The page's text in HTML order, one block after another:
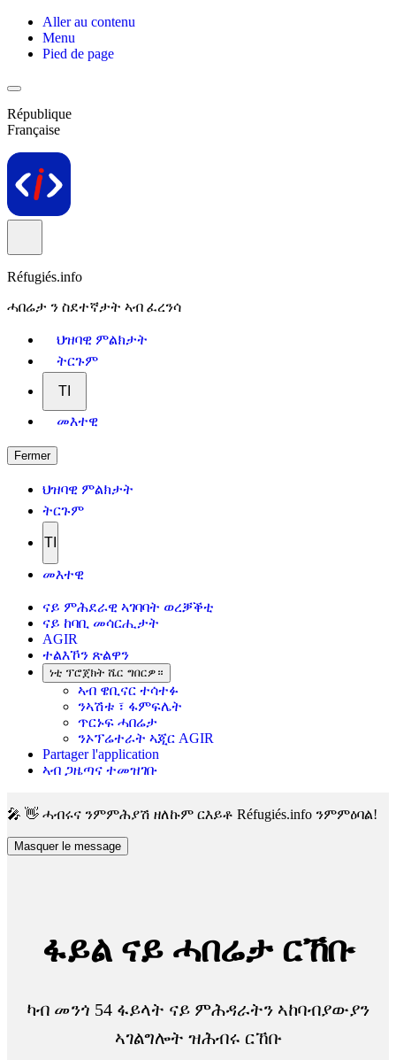
Aller au contenu
Menu
Pied de page
République
Française
Réfugiés.info
ሓበሬታ ን ስደተኛታት ኣብ ፈረንሳ
ህዝባዊ ምልክታት
ትርጉም
TI
መእተዊ
Fermer
ህዝባዊ ምልክታት
ትርጉም
TI
መእተዊ
ናይ ምሕደራዊ ኣገባባት ወረቓቕቲ
ናይ ከባቢ መሳርሒታት
AGIR
ተልእኾን ጽልዋን
ነቲ ፕሮጀክት ሼር ግበርዎ።
ኣብ ዌቢናር ተሳተፉ
ንኣሽቱ ፣ ፋምፍሌት
ጥርኑፍ ሓበሬታ
ንኦፕሬተራት ኣጂር AGIR
Partager l'application
ኣብ ጋዜጣና ተመዝገቡ
🎤 👋 ሓብሩና ንምምሕያሽ ዘለኩም ርእይቶ Réfugiés.info ንምምዕባል!
Masquer le message
ፋይል ናይ ሓበሬታ ርኸቡ
ካብ መንጎ 54 ፋይላት ናይ ምሕዳራትን ኣከባብያውያን
ኣገልግሎት ዝሕብሩ ርኸቡ